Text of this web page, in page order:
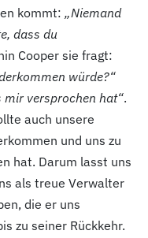
kommt: „Niemand
dass du
Cooper sie fragt:
würde?“
mir versprochen hat“.
auch unsere
und uns zu
hat. Darum lasst uns
als treue Verwalter
die er uns
zu seiner Rückkehr.